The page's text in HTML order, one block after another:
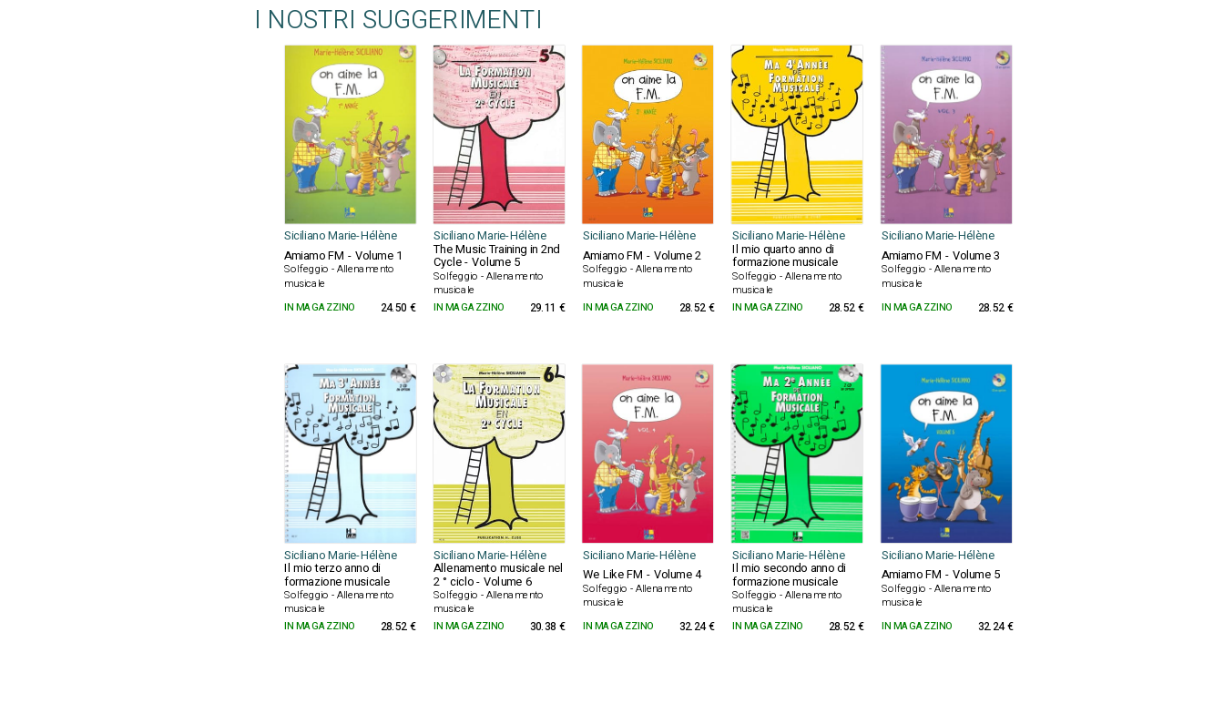
I NOSTRI SUGGERIMENTI
Siciliano Marie-Hélène Siciliano Marie-Hélène Siciliano Marie-Hélène Siciliano Marie-Hélène
Siciliano Marie-Hélène
Amiamo FM - Volume 1
Solfeggio - Allenamento
musicale
The Music Training in 2nd
Cycle - Volume 5
Solfeggio - Allenamento
musicale
Amiamo FM - Volume 2
Solfeggio - Allenamento
musicale
Il mio quarto anno di
formazione musicale
Solfeggio - Allenamento
musicale
Amiamo FM - Volume 3
Solfeggio - Allenamento
musicale
IN MAGAZZINO
24.50 € IN MAGAZZINO 29.11 € IN MAGAZZINO 28.52 € IN MAGAZZINO 28.52 € IN MAGAZZINO 28.52 €
Siciliano Marie-Hélène Siciliano Marie-Hélène Siciliano Marie-Hélène Siciliano Marie-Hélène Siciliano Marie-Hélène
Il mio terzo anno di
formazione musicale
Solfeggio - Allenamento
musicale
Allenamento musicale nel
2 ° ciclo - Volume 6
Solfeggio - Allenamento
musicale
We Like FM - Volume 4
Solfeggio - Allenamento
musicale
Il mio secondo anno di
formazione musicale
Solfeggio - Allenamento
musicale
Amiamo FM - Volume 5
Solfeggio - Allenamento
musicale
IN MAGAZZINO 28.52 € IN MAGAZZINO 30.38 € IN MAGAZZINO 32.24 € IN MAGAZZINO 28.52 € IN MAGAZZINO 32.24 €